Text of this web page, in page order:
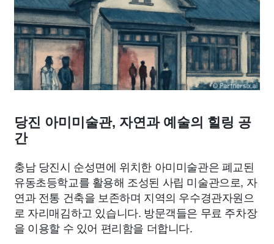
의료 의학 경제 마케팅 부동산 외국어 교육
교통 생활 기타
당진 아미미술관, 자연과 예술의 힐링 공
간
충남 당진시 순성면에 위치한 아미미술관은 폐교된
유동초등학교를 활용해 조성된 사립 미술관으로, 자
연과 전통 건축을 보존하며 지역의 우수경관자원으
로 자리매김하고 있습니다. 방문객들은 무료 주차장
을 이용할 수 있어 편리함을 더합니다.